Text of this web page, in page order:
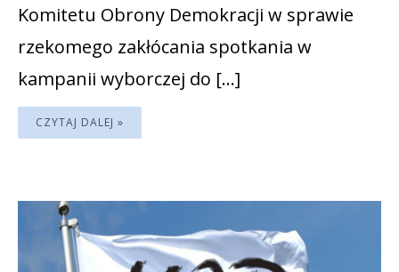
Komitetu Obrony Demokracji w sprawie
rzekomego zakłócania spotkania w
kampanii wyborczej do […]
CZYTAJ DALEJ »